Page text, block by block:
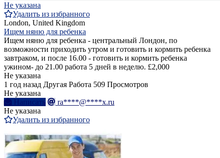
Не указана
Удалить из избранного
London, United Kingdom
Ищем няню для ребенка
Ищем няню для ребенка - центральный Лондон, по
возможности приходить утром и готовить и кормить ребенка
завтраком, и после 16.00 - готовить и кормить ребенка
ужином- до 21.00 работа 5 дней в неделю. £2,000
Не указана
1 год назад Другая Работа 509 Просмотров
Не указана
Написать
ra****@****x.ru
Не указана
Удалить из избранного